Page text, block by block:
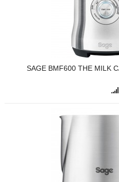
SAGE BMF600 THE MILK